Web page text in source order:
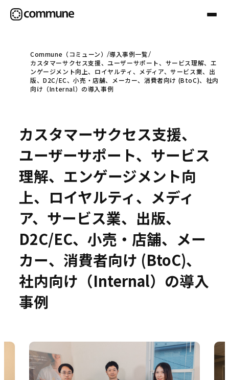
Communeについて
事例
セミナー
お役立ち情報
お問い合わせ
Commune（コミューン）
導入事例一覧
カスタマーサクセス支援、ユーザーサポート、サービス理解、エ
ンゲージメント向上、ロイヤルティ、メディア、サービス業、出
版、D2C/EC、小売・店舗、メーカー、消費者向け (BtoC)、社内
向け（Internal）の導入事例
カスタマーサクセス支援、
ユーザーサポート、サービス
理解、エンゲージメント向
上、ロイヤルティ、メディ
ア、サービス業、出版、
D2C/EC、小売・店舗、メー
カー、消費者向け (BtoC)、
社内向け（Internal）の導入
事例